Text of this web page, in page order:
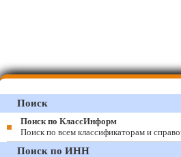
Поиск
Поиск по КлассИнформ
Поиск по всем классификаторам и
Поиск по ИНН